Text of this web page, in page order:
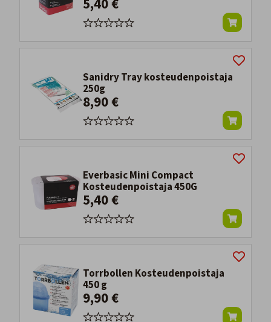
5,40 €
Sanidry Tray kosteudenpoistaja
250g
8,90 €
Everbasic Mini Compact
Kosteudenpoistaja 450G
5,40 €
Torrbollen Kosteudenpoistaja
450 g
9,90 €